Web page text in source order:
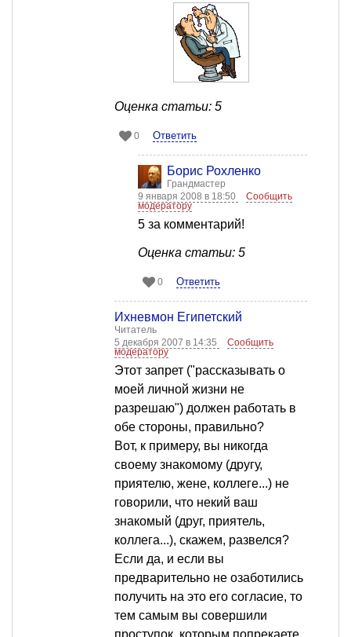
Оценка статьи: 5
0 Ответить
Борис Рохленко
Грандмастер
9 января 2008 в 18:50
Сообщить
модератору
5 за комментарий!
Оценка статьи: 5
0 Ответить
Ихневмон Египетский
Читатель
5 декабря 2007 в 14:35
Сообщить
модератору
Этот запрет ("рассказывать о
моей личной жизни не
разрешаю") должен работать в
обе стороны, правильно?
Вот, к примеру, вы никогда
своему знакомому (другу,
приятелю, жене, коллеге...) не
говорили, что некий ваш
знакомый (друг, приятель,
коллега...), скажем, развелся?
Если да, и если вы
предварительно не озаботились
получить на это его согласие, то
тем самым вы совершили